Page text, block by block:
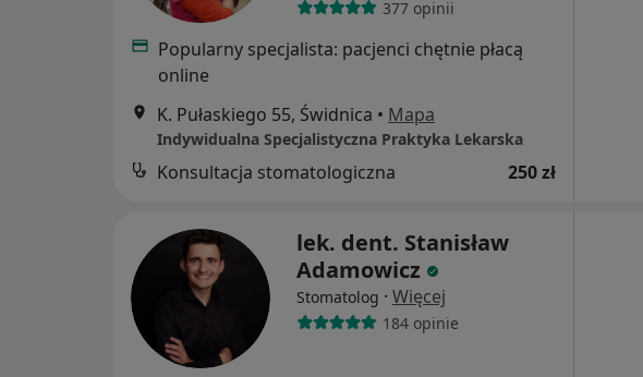
377 opinii
Popularny specjalista: pacjenci chętnie płacą
online
K. Pułaskiego 55, Świdnica • Mapa
Indywidualna Specjalistyczna Praktyka Lekarska
Konsultacja stomatologiczna 250 zł
lek. dent. Stanisław
Adamowicz
Stomatolog · Więcej
184 opinie